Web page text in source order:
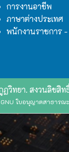
การงานอาชีพ
ภาษาต่างประเทศ
พนักงานราชการ -
วิทยา. สงวนลิขสิท
GNU ใบอนุญาตสาธารณ